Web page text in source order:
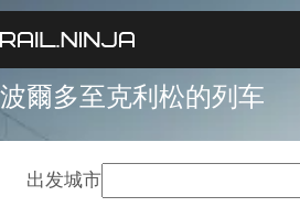
波爾多至克利松的列车
出发城市